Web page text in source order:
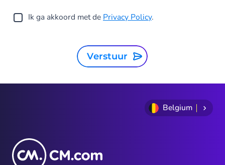
Ik ga akkoord met de Privacy Policy.
Verstuur
Belgium